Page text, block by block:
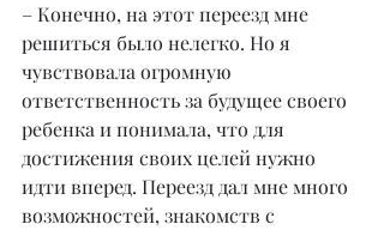
– Конечно, на этот переезд мне
решиться было нелегко. Но я
чувствовала огромную
ответственность за будущее своего
ребенка и понимала, что для
достижения своих целей нужно
идти вперед. Переезд дал мне много
возможностей, знакомств с